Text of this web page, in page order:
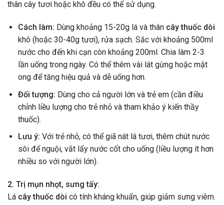
thân cây tươi hoặc khô đều có thể sử dụng.
Cách làm: Dùng khoảng 15-20g lá và thân cây thuốc dòi
khô (hoặc 30-40g tươi), rửa sạch. Sắc với khoảng 500ml
nước cho đến khi cạn còn khoảng 200ml. Chia làm 2-3
lần uống trong ngày. Có thể thêm vài lát gừng hoặc mật
ong để tăng hiệu quả và dễ uống hơn.
Đối tượng: Dùng cho cả người lớn và trẻ em (cần điều
chỉnh liều lượng cho trẻ nhỏ và tham khảo ý kiến thầy
thuốc).
Lưu ý: Với trẻ nhỏ, có thể giã nát lá tươi, thêm chút nước
sôi để nguội, vắt lấy nước cốt cho uống (liều lượng ít hơn
nhiều so với người lớn).
2. Trị mụn nhọt, sưng tấy:
Lá cây thuốc dòi có tính kháng khuẩn, giúp giảm sưng viêm.